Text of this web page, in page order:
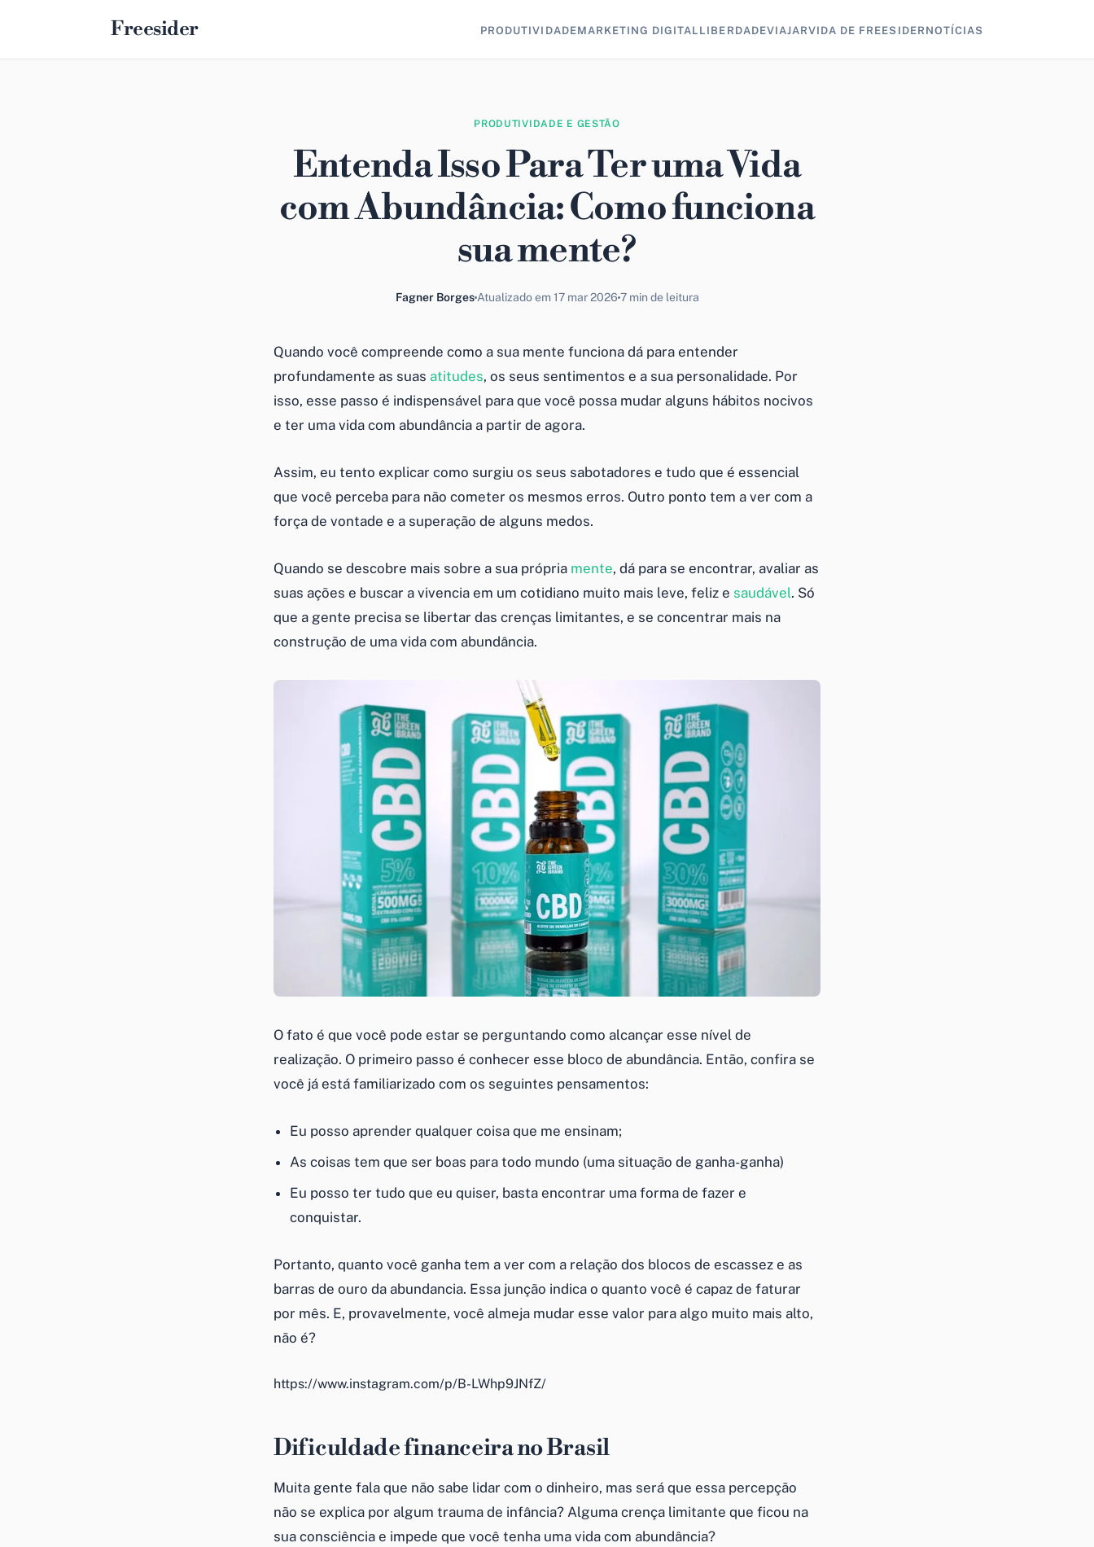
Freesider PRODUTIVIDADEMARKETING DIGITAL LIBERDADEVIAJARVIDA DE FREESIDER NOTÍCIAS
PRODUTIVIDADE E GESTÃO
Entenda Isso Para Ter uma Vida
com Abundância: Como funciona
sua mente?
Fagner BorgesAtualizado em 17 mar 2026 7 min de leitura
Quando você compreende como a sua mente funciona dá para entender
profundamente as suas atitudes, os seus sentimentos e a sua personalidade. Por
isso, esse passo é indispensável para que você possa mudar alguns hábitos nocivos
e ter uma vida com abundância a partir de agora.
Assim, eu tento explicar como surgiu os seus sabotadores e tudo que é essencial
que você perceba para não cometer os mesmos erros. Outro ponto tem a ver com a
força de vontade e a superação de alguns medos.
Quando se descobre mais sobre a sua própria mente, dá para se encontrar, avaliar as
suas ações e buscar a vivencia em um cotidiano muito mais leve, feliz e saudável. Só
que a gente precisa se libertar das crenças limitantes, e se concentrar mais na
construção de uma vida com abundância.
O fato é que você pode estar se perguntando como alcançar esse nível de
realização. O primeiro passo é conhecer esse bloco de abundância. Então, confira se
você já está familiarizado com os seguintes pensamentos:
Eu posso aprender qualquer coisa que me ensinam;
As coisas tem que ser boas para todo mundo (uma situação de ganha-ganha)
Eu posso ter tudo que eu quiser, basta encontrar uma forma de fazer e
conquistar.
Portanto, quanto você ganha tem a ver com a relação dos blocos de escassez e as
barras de ouro da abundancia. Essa junção indica o quanto você é capaz de faturar
por mês. E, provavelmente, você almeja mudar esse valor para algo muito mais alto,
não é?
https://www.instagram.com/p/B-LWhp9JNfZ/
Dificuldade financeira no Brasil
Muita gente fala que não sabe lidar com o dinheiro, mas será que essa percepção
não se explica por algum trauma de infância? Alguma crença limitante que ficou na
sua consciência e impede que você tenha uma vida com abundância?